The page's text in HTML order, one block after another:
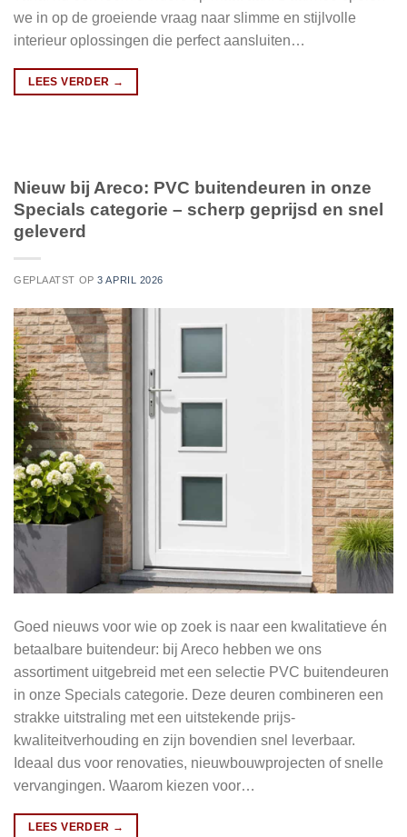
we in op de groeiende vraag naar slimme en stijlvolle
interieur oplossingen die perfect aansluiten…
LEES VERDER →
Nieuw bij Areco: PVC buitendeuren in onze
Specials categorie – scherp geprijsd en snel
geleverd
GEPLAATST OP3 APRIL 2026
Goed nieuws voor wie op zoek is naar een kwalitatieve én
betaalbare buitendeur: bij Areco hebben we ons
assortiment uitgebreid met een selectie PVC buitendeuren
in onze Specials categorie. Deze deuren combineren een
strakke uitstraling met een uitstekende prijs-
kwaliteitverhouding en zijn bovendien snel leverbaar.
Ideaal dus voor renovaties, nieuwbouwprojecten of snelle
vervangingen. Waarom kiezen voor…
LEES VERDER →